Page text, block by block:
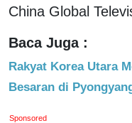
China Global
Baca Juga :
Rakyat Korea Utara
Besaran di
Sponsored